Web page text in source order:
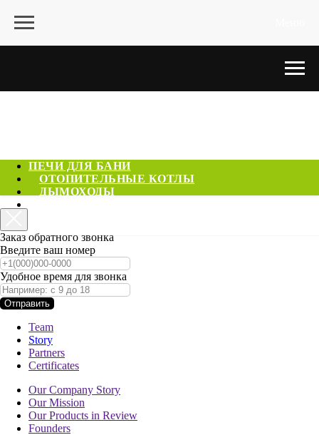
ПЕЧИ ДЛЯ БАНИ
ОТОПИТЕЛЬНЫЕ КОТЛЫ
ДЫМОХОДЫ
Заказ обратного звонка
Введите ваш номер
Удобное время для звонка
Отправить
Team
Story
Partners
Certificates
Our Company Story
Our Mission
Our Products in Review
Founders